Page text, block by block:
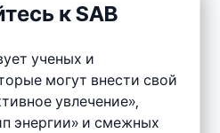
к SAB
ученых и
могут внести свой
увлечение»,
энергии» и смежных